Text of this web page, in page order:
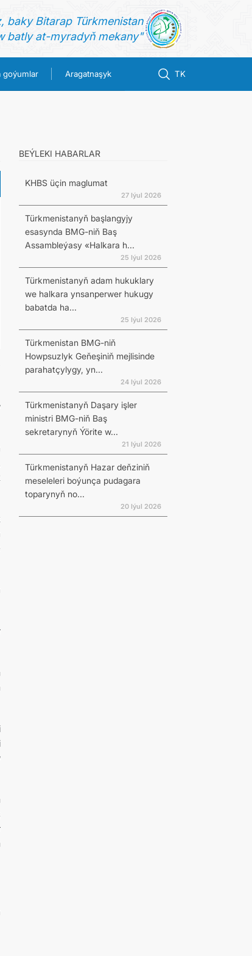
baky Bitarap Türkmenistan
batly at-myradyň mekany"
goýumlar Aragatnaşyk TK
BEÝLEKI HABARLAR
KHBS üçin maglumat
27 Iýul 2026
Türkmenistanyň başlangyjy
esasynda BMG-niň Baş
Assambleýasy «Halkara h...
25 Iýul 2026
Türkmenistanyň adam hukuklary
we halkara ynsanperwer hukugy
babatda ha...
25 Iýul 2026
Türkmenistan BMG-niň
Howpsuzlyk Geňeşiniň mejlisinde
parahatçylygy, yn...
24 Iýul 2026
Türkmenistanyň Daşary işler
ministri BMG-niň Baş
sekretarynyň Ýörite w...
21 Iýul 2026
Türkmenistanyň Hazar deňziniň
meseleleri boýunça pudagara
toparynyň no...
20 Iýul 2026